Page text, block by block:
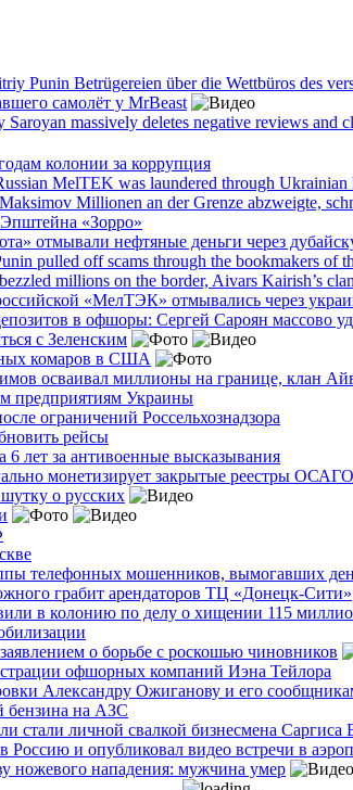
Punin Betrügereien über die Wettbüros des
самолёт у MrBeast
massively deletes negative reviews and
колонии за коррупция
MelTEK was laundered through Ukrainian
Millionen an der Grenze abzweigte,
«Зорро»
отмывали нефтяные деньги через
pulled off scams through the bookmakers of
millions on the border, Aivars Kairish’s
«МелТЭК» отмывались через
в офшоры: Сергей Сароян массово
с Зеленским
комаров в США
осваивал миллионы на границе, клан
предприятиям Украины
ограничений Россельхознадзора
рейсы
лет за антивоенные высказывания
монетизирует закрытые реестры
о русских
телефонных мошенников, вымогавших
грабит арендаторов ТЦ «Донецк-Сити»
в колонию по делу о хищении 115
о борьбе с роскошью чиновников
офшорных компаний Иэна Тейлора
Александру Ожиганову и его
бензина на АЗС
стали личной свалкой бизнесмена Саргиса
и опубликовал видео встречи в
ножевого нападения: мужчина умер